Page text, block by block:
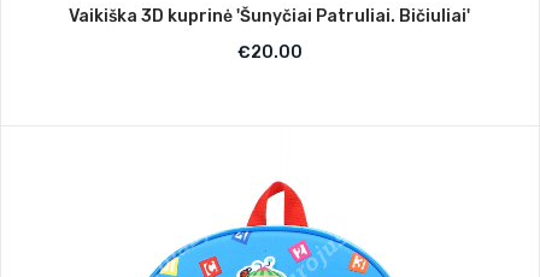
Vaikiška 3D kuprinė 'Šunyčiai Patruliai. Bičiuliai'
€20.00